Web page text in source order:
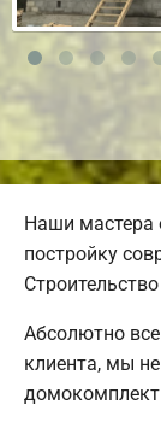
Наши мастера
постройку
Абсолютно
клиента, мы